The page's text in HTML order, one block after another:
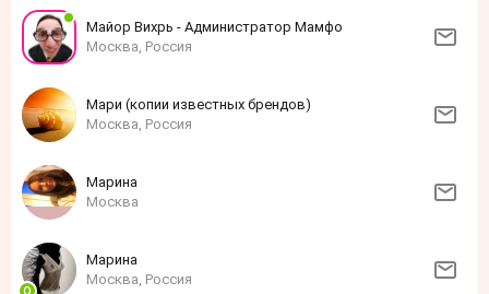
Майор Вихрь - Администратор Мамфо
Москва, Россия
Мари (копии известных брендов)
Москва, Россия
Марина
Москва
Марина
Москва, Россия